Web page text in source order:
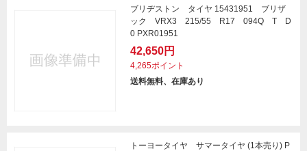
ブリヂストン タイヤ 15431951 ブリザ
ック VRX3 215/55 R17 094Q T D
0 PXR01951
42,650円
4,265ポイント
送料無料、在庫あり
トーヨータイヤ サマータイヤ (1本売り) P